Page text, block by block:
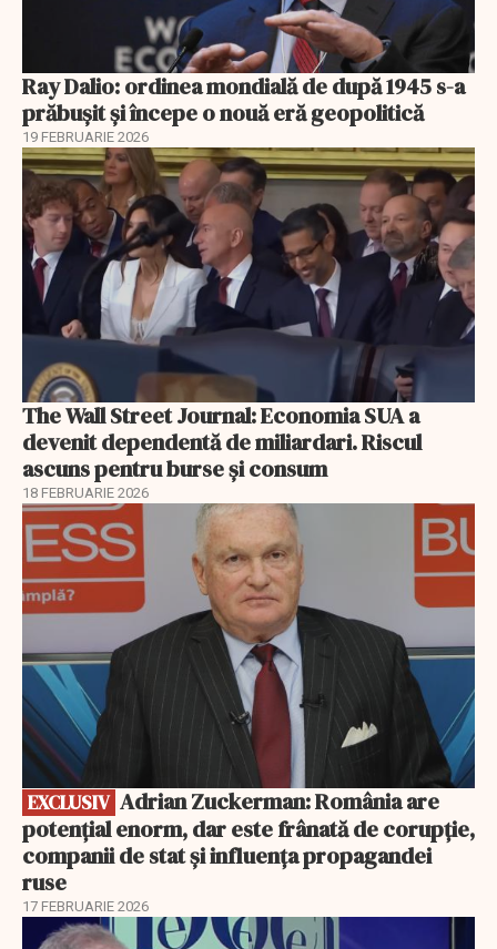
Ray Dalio: ordinea mondială de după 1945 s-a
prăbușit și începe o nouă eră geopolitică
19 FEBRUARIE 2026
The Wall Street Journal: Economia SUA a
devenit dependentă de miliardari. Riscul
ascuns pentru burse și consum
18 FEBRUARIE 2026
EXCLUSIV
EXCLUSIV
potențial enorm, dar este frânată de corupție,
companii de stat și influența propagandei
ruse
17 FEBRUARIE 2026
EXCLUSIV